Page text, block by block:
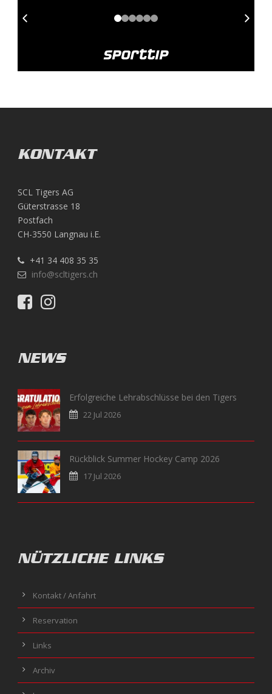
KONTAKT
SCL Tigers AG
Güterstrasse 18
Postfach
CH-3550 Langnau i.E.
+41 34 408 35 35
info@scltigers.ch
NEWS
Erfolgreiche Lehrabschlüsse bei den Tigers
22 Jul 2026
Rückblick Summer Hockey Camp 2026
17 Jul 2026
NÜTZLICHE LINKS
Kontakt / Anfahrt
Reservation
Links
Archiv